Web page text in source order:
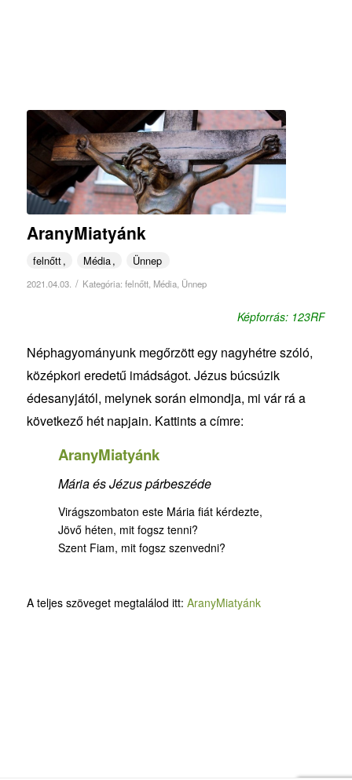
AranyMiatyánk
felnőtt Média Ünnep
2021.04.03. / Kategória: felnőtt, Média, Ünnep
Képforrás: 123RF
Néphagyományunk megőrzött egy nagyhétre szóló,
középkori eredetű imádságot. Jézus búcsúzik
édesanyjától, melynek során elmondja, mi vár rá a
következő hét napjain. Kattints a címre:
AranyMiatyánk
Mária és Jézus párbeszéde
Virágszombaton este Mária fiát kérdezte,
Jövő héten, mit fogsz tenni?
Szent Fiam, mit fogsz szenvedni?
A teljes szöveget megtalálod itt: AranyMiatyánk